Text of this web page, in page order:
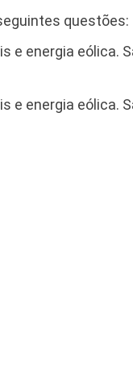
questões:
e energia eólica.
e energia eólica.